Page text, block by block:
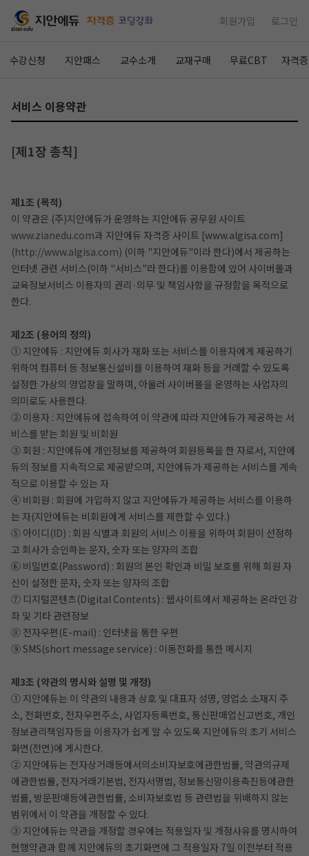
회원가입 로그인
수강신청 지안패스 교수소개 교재구매 무료CBT 자격
시 수강일 3일 자동 연장! 실기 87% 적중 신화 정
서비스 이용약관
[제1장 총칙]
제1조 (목적)
이 약관은 (주)지안에듀가 운영하는 지안에듀 공무원 사이트
www.zianedu.com과 지안에듀 자격증 사이트 [www.algisa.com]
(http://www.algisa.com) (이하 "지안에듀"이라 한다)에서 제공하는
인터넷 관련 서비스(이하 "서비스"라 한다)를 이용함에 있어 사이버몰과
교육정보서비스 이용자의 권리·의무 및 책임사항을 규정함을 목적으로
한다.
제2조 (용어의 정의)
① 지안에듀 : 지안에듀 회사가 재화 또는 서비스를 이용자에게 제공하기
위하여 컴퓨터 등 정보통신설비를 이용하여 재화 등을 거래할 수 있도록
설정한 가상의 영업장을 말하며, 아울러 사이버몰을 운영하는 사업자의
의미로도 사용한다.
② 이용자 : 지안에듀에 접속하여 이 약관에 따라 지안에듀가 제공하는 서
비스를 받는 회원 및 비회원
③ 회원 : 지안에듀에 개인정보를 제공하여 회원등록을 한 자로서, 지안에
듀의 정보를 지속적으로 제공받으며, 지안에듀가 제공하는 서비스를 계속
적으로 이용할 수 있는 자
④ 비회원 : 회원에 가입하지 않고 지안에듀가 제공하는 서비스를 이용하
는 자(지안에듀는 비회원에게 서비스를 제한할 수 있다.)
⑤ 아이디(ID) : 회원 식별과 회원의 서비스 이용을 위하여 회원이 선정하
고 회사가 승인하는 문자, 숫자 또는 양자의 조합
⑥ 비밀번호(Password) : 회원의 본인 확인과 비밀 보호를 위해 회원 자
신이 설정한 문자, 숫자 또는 양자의 조합
⑦ 디지털콘텐츠(Digital Contents) : 웹사이트에서 제공하는 온라인 강
좌 및 기타 관련정보
⑧ 전자우편(E-mail) : 인터넷을 통한 우편
⑨ SMS(short message service) : 이동전화를 통한 메시지
제3조 (약관의 명시와 설명 및 개정)
① 지안에듀는 이 약관의 내용과 상호 및 대표자 성명, 영업소 소재지 주
소, 전화번호, 전자우편주소, 사업자등록번호, 통신판매업신고번호, 개인
정보관리책임자등을 이용자가 쉽게 알 수 있도록 지안에듀의 초기 서비스
화면(전면)에 게시한다.
② 지안에듀는 전자상거래등에서의소비자보호에관한법률, 약관의규제
에관한법률, 전자거래기본법, 전자서명법, 정보통신망이용촉진등에관한
법률, 방문판매등에관한법률, 소비자보호법 등 관련법을 위배하지 않는
범위에서 이 약관을 개정할 수 있다.
③ 지안에듀는 약관을 개정할 경우에는 적용일자 및 개정사유를 명시하여
현행약관과 함께 지안에듀의 초기화면에 그 적용일자 7일 이전부터 적용